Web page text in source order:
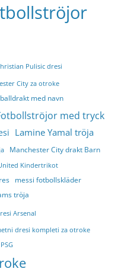
Pulisic dresi
City za otroke
med navn
med tryck
Lamine Yamal tröja
Manchester City drakt Barn
Kindertrikot
messi fotbollskläder
tröja
Arsenal
dresi kompleti za otroke